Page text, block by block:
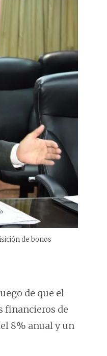
de bonos
de que el
financieros de
8% anual y un